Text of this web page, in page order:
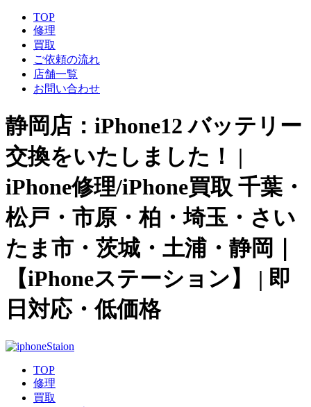
TOP
修理
買取
ご依頼の流れ
店舗一覧
お問い合わせ
静岡店：iPhone12 バッテリー
交換をいたしました！ |
iPhone修理/iPhone買取 千葉・
松戸・市原・柏・埼玉・さい
たま市・茨城・土浦・静岡｜
【iPhoneステーション】 | 即
日対応・低価格
TOP
修理
買取